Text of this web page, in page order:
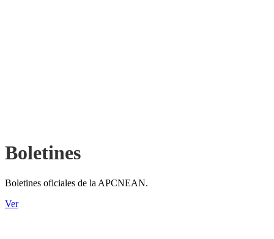
Boletines
Boletines oficiales de la APCNEAN.
Ver